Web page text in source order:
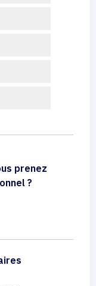
prenez
?